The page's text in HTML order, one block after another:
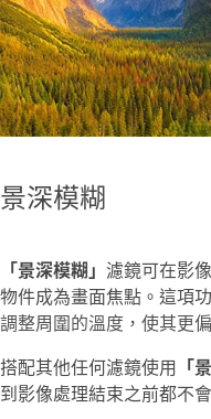
景深模糊
「景深模糊」 濾鏡可在影
物件成為畫面焦點。這項
調整周圍的溫度，使其更
搭配其他任何濾鏡使用 「
到影像處理結束之前都不